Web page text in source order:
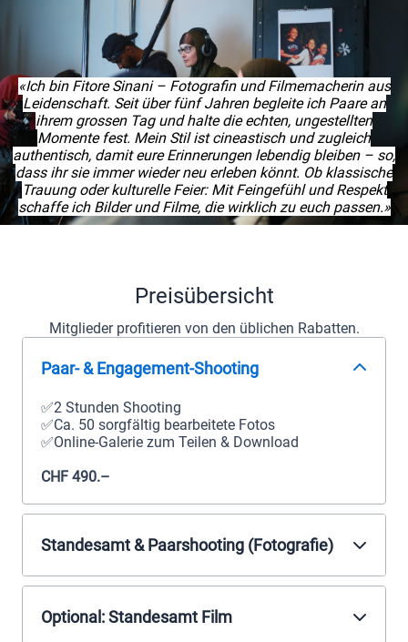
«Ich bin Fitore Sinani – Fotografin und Filmemacherin aus
Leidenschaft. Seit über fünf Jahren begleite ich Paare an
ihrem grossen Tag und halte die echten, ungestellten
Momente fest. Mein Stil ist cineastisch und zugleich
authentisch, damit eure Erinnerungen lebendig bleiben – so,
dass ihr sie immer wieder neu erleben könnt. Ob klassische
Trauung oder kulturelle Feier: Mit Feingefühl und Respekt
schaffe ich Bilder und Filme, die wirklich zu euch passen.»
Preisübersicht
Mitglieder profitieren von den üblichen Rabatten.
Paar- & Engagement-Shooting
✅2 Stunden Shooting
✅Ca. 50 sorgfältig bearbeitete Fotos
✅Online-Galerie zum Teilen & Download
CHF 490.–
Standesamt & Paarshooting (Fotografie)
Optional: Standesamt Film